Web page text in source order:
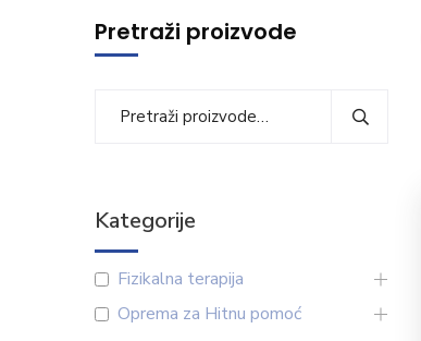
Pretraži proizvode
Kategorije
Fizikalna terapija
Oprema za Hitnu pomoć